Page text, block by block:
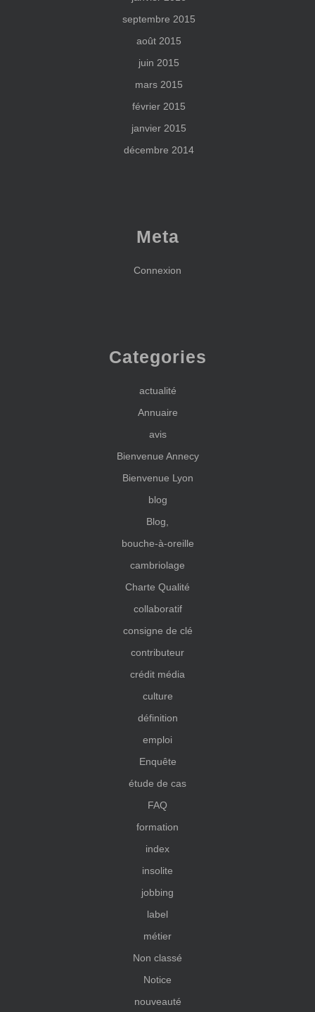
septembre 2015
août 2015
juin 2015
mars 2015
février 2015
janvier 2015
décembre 2014
Meta
Connexion
Categories
actualité
Annuaire
avis
Bienvenue Annecy
Bienvenue Lyon
blog
Blog,
bouche-à-oreille
cambriolage
Charte Qualité
collaboratif
consigne de clé
contributeur
crédit média
culture
définition
emploi
Enquête
étude de cas
FAQ
formation
index
insolite
jobbing
label
métier
Non classé
Notice
nouveauté